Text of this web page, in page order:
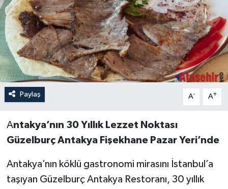
Paylaş A- A+
Antakya’nın 30 Yıllık Lezzet Noktası
Güzelburç Antakya Fişekhane Pazar Yeri’nde
Antakya’nın köklü gastronomi mirasını İstanbul’a
taşıyan Güzelburç Antakya Restoranı, 30 yıllık